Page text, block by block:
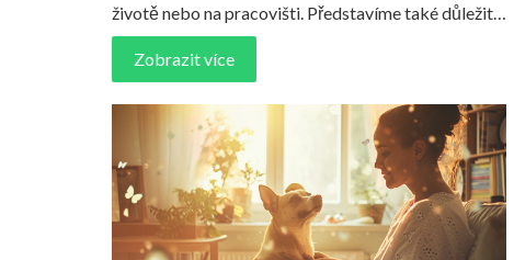
životě nebo na pracovišti. Představíme také důležité
tipy, jak pomoci těmto jedincům dosáhnout lepší
rovnováhy mezi prací a osobním životem.
Zobrazit více